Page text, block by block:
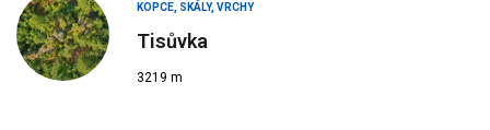
KOPCE, SKÁLY, VRCHY
Tisůvka
3219 m